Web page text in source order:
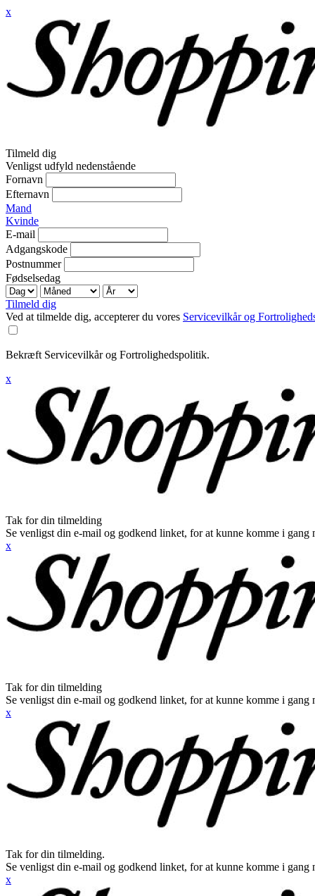
x
Tilmeld dig
Venligst udfyld nedenstående
Fornavn
Efternavn
Mand
Kvinde
E-mail
Adgangskode
Postnummer
Fødselsedag
Tilmeld dig
Ved at tilmelde dig, accepterer du vores Servicevilkår og
Bekræft Servicevilkår og Fortrolighedspolitik.
x
Tak for din tilmelding
Se venligst din e-mail og godkend linket, for at kunne komme i gang
x
Tak for din tilmelding
Se venligst din e-mail og godkend linket, for at kunne komme i gang
x
Tak for din tilmelding.
Se venligst din e-mail og godkend linket, for at kunne komme i gang
x